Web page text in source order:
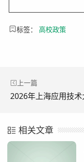
标签： 高校政策
上一篇
相关文章